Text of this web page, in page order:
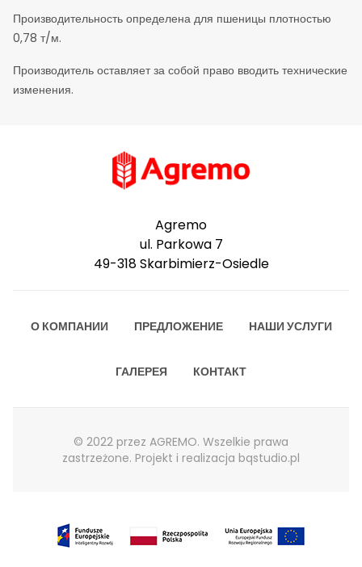
Производительность определена для пшеницы плотностью
0,78 т/м.
Производитель оставляет за собой право вводить технические
изменения.
Agremo
ul. Parkowa 7
49-318 Skarbimierz-Osiedle
О КОМПАНИИ ПРЕДЛОЖЕНИЕ НАШИ УСЛУГИ
ГАЛЕРЕЯ КОНТАКТ
© 2022 przez AGREMO. Wszelkie prawa
zastrzeżone. Projekt i realizacja bqstudio.pl